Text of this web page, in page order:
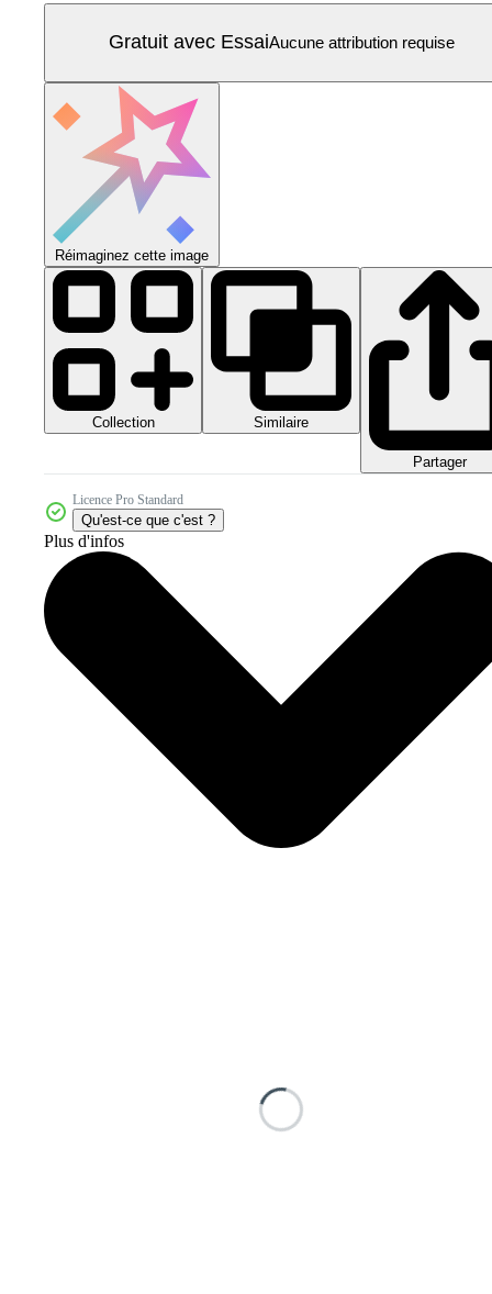
Gratuit avec EssaiAucune attribution requise
Réimaginez cette image
Collection Similaire
Partager
Licence Pro Standard
Qu'est-ce que c'est ?
Plus d'infos